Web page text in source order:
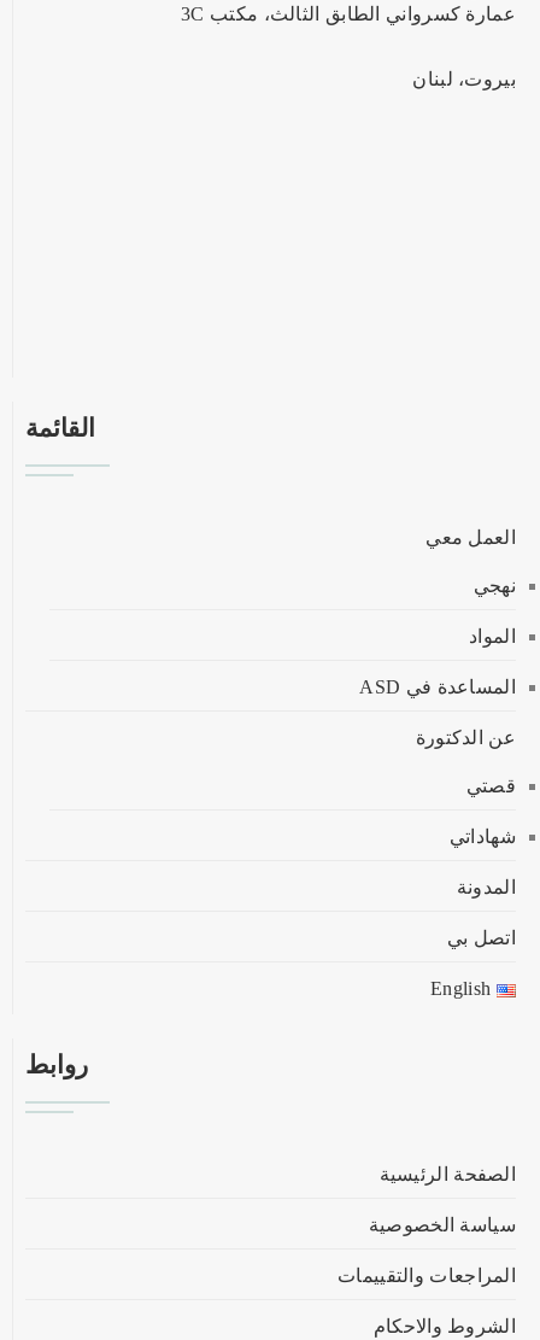
عمارة كسرواني الطابق الثالث، مكتب 3C
بيروت، لبنان
القائمة
العمل معي
نهجي
المواد
المساعدة في ASD
عن الدكتورة
قصتي
شهاداتي
المدونة
اتصل بي
English
روابط
الصفحة الرئيسية
سياسة الخصوصية
المراجعات والتقييمات
الشروط والاحكام